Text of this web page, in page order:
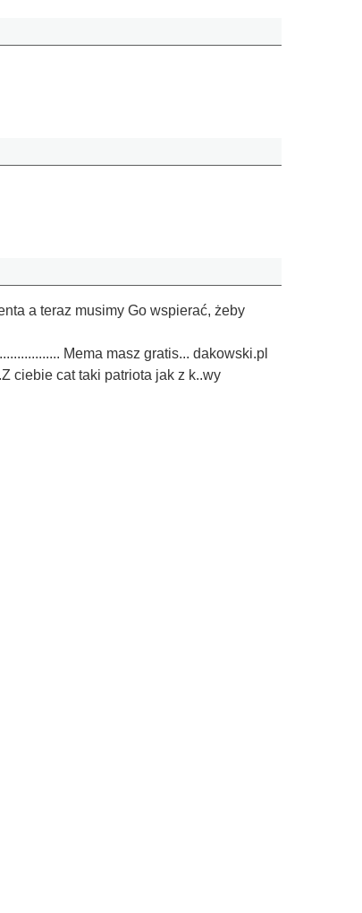
a teraz musimy Go wspierać, żeby
Mema masz gratis... dakowski.pl
ciebie cat taki patriota jak z k..wy